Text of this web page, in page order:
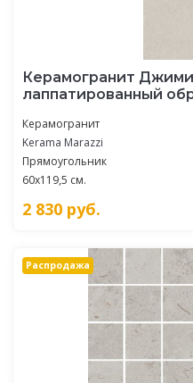
Керамогранит
лаппатированный
Керамогранит
Kerama Marazzi
Прямоугольник
60x119,5 см.
2 830 руб.
Распродажа